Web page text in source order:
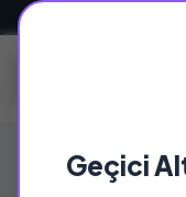
Geçici